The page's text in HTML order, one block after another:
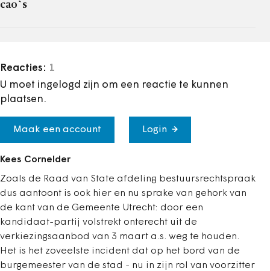
cao`s
Reacties: 1
U moet ingelogd zijn om een reactie te kunnen
plaatsen.
Maak een account Login
Kees Cornelder
Zoals de Raad van State afdeling bestuursrechtspraak
dus aantoont is ook hier en nu sprake van gehork van
de kant van de Gemeente Utrecht: door een
kandidaat-partij volstrekt onterecht uit de
verkiezingsaanbod van 3 maart a.s. weg te houden.
Het is het zoveelste incident dat op het bord van de
burgemeester van de stad - nu in zijn rol van voorzitter